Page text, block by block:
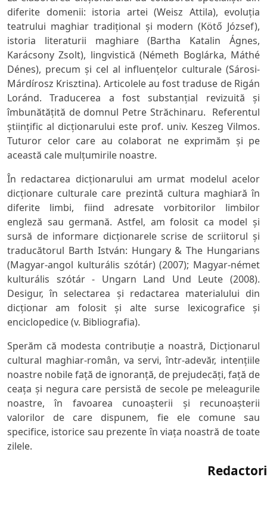
diferite domenii: istoria artei (Weisz Attila), evoluţia
teatrului maghiar tradiţional şi modern (Kötő József),
istoria literaturii maghiare (Bartha Katalin Ágnes,
Karácsony Zsolt), lingvistică (Németh Boglárka, Máthé
Dénes), precum şi cel al influenţelor culturale (Sárosi-
Márdírosz Krisztina). Articolele au fost traduse de Rigán
Loránd. Traducerea a fost substanţial revizuită şi
îmbunătăţită de domnul Petre Străchinaru. Referentul
ştiinţific al dicţionarului este prof. univ. Keszeg Vilmos.
Tuturor celor care au colaborat ne exprimăm şi pe
această cale mulţumirile noastre.
În redactarea dicţionarului am urmat modelul acelor
dicţionare culturale care prezintă cultura maghiară în
diferite limbi, fiind adresate vorbitorilor limbilor
engleză sau germană. Astfel, am folosit ca model şi
sursă de informare dicţionarele scrise de scriitorul şi
traducătorul Barth István: Hungary & The Hungarians
(Magyar-angol kulturális szótár) (2007); Magyar-német
kulturális szótár - Ungarn Land Und Leute (2008).
Desigur, în selectarea şi redactarea materialului din
dicţionar am folosit şi alte surse lexicografice şi
enciclopedice (v. Bibliografia).
Sperăm că modesta contribuţie a noastră, Dicţionarul
cultural maghiar-român, va servi, într-adevăr, intenţiile
noastre nobile faţă de ignoranţă, de prejudecăţi, faţă de
ceaţa şi negura care persistă de secole pe meleagurile
noastre, în favoarea cunoaşterii şi recunoaşterii
valorilor de care dispunem, fie ele comune sau
specifice, istorice sau prezente în viaţa noastră de toate
zilele.